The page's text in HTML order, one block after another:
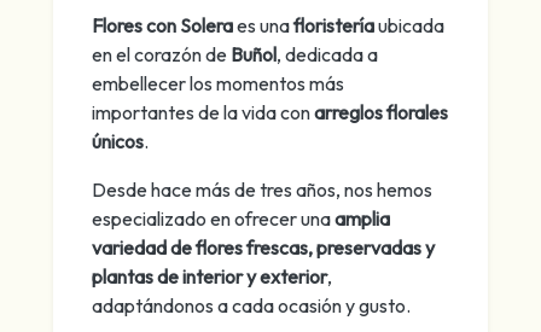
Flores con Soleraes unafloristeríaubicada
en el corazón de Buñol, dedicada a
embellecer los momentos más
importantes de la vida conarreglos florales
únicos.
Desde hace más de tres años, nos hemos
especializado en ofrecer unaamplia
variedad de flores frescas, preservadas y
plantas de interior y exterior,
adaptándonos a cada ocasión y gusto.